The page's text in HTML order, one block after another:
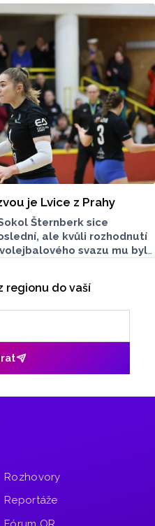
Tým z Vysočiny má totiž
v jeho dosavadním
zápas podle
Jihlava rozhodla odehrát
je Lvice z Prahy
Šternberk sice
ale kvůli rozhodnutí
svazu mu bylo
finále zdolaly Madetu
regionu do vaší
Rozhovory
Reportáže